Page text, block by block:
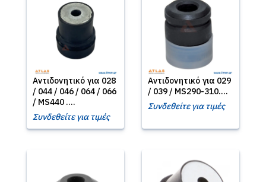
Αντιδονητικό για 028
/ 044 / 046 / 064 / 066
/ MS440 ....
Συνδεθείτε για τιμές
Αντιδονητικό για 029
/ 039 / MS290-310....
Συνδεθείτε για τιμές